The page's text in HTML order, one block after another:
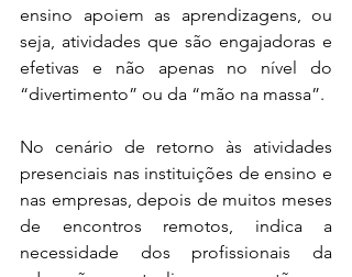
ensino apoiem as aprendizagens, ou
seja, atividades que são engajadoras e
efetivas e não apenas no nível do
“divertimento” ou da “mão na massa”.
No cenário de retorno às atividades
presenciais nas instituições de ensino e
nas empresas, depois de muitos meses
de encontros remotos, indica a
necessidade dos profissionais da